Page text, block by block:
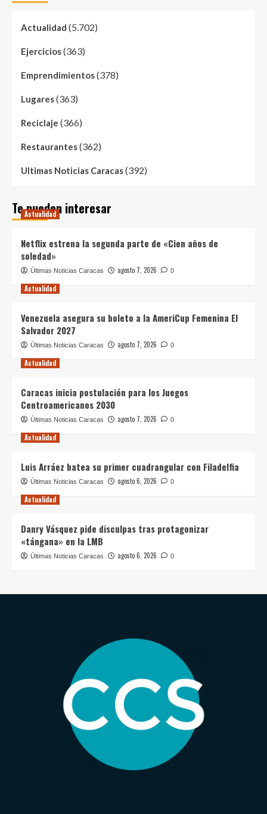
Actualidad (5.702)
Ejercicios(363)
Emprendimientos(378)
Lugares(363)
Reciclaje (366)
Restaurantes(362)
Ultimas Noticias Caracas(392)
Te pueden interesar
Actualidad
Netflix estrena la segunda parte de «Cien años de
soledad»
Últimas Noticias Caracas agosto 7, 2026 0
Actualidad
Venezuela asegura su boleto a la AmeriCup Femenina El
Salvador 2027
Últimas Noticias Caracas agosto 7, 2026 0
Actualidad
Caracas inicia postulación para los Juegos
Centroamericanos 2030
Últimas Noticias Caracas agosto 7, 2026 0
Actualidad
Luis Arráez batea su primer cuadrangular con Filadelfia
Últimas Noticias Caracas agosto 6, 2026 0
Actualidad
Danry Vásquez pide disculpas tras protagonizar
«tángana» en la LMB
Últimas Noticias Caracas agosto 6, 2026 0